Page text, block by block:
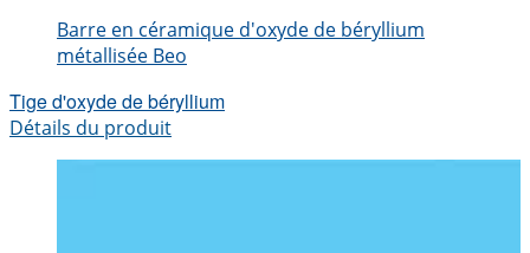
Barre en céramique d'oxyde de béryllium
métallisée Beo
Tige d'oxyde de béryllium
Détails du produit